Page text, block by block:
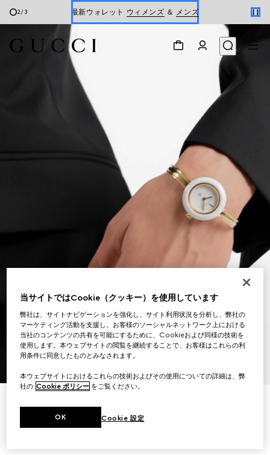
2/3 最新ウォレット ウィメンズ ＆ メンズ
￥445,500
（税込）
当サイトではCookie（クッキー）を使用しています
弊社は、サイトナビゲーションを強化し、サイト利用状況を分析し、弊社の
マーケティング活動を支援し、お客様のソーシャルネットワーク上における
当社のコンテンツの共有を可能にするために、Cookieおよび同様の技術を
使用します。本ウェブサイトの閲覧を継続することで、お客様はこれらの利
用条件に同意したものとみなされます。
本ウェブサイトにおけるこれらの技術およびその使用についての詳細は、弊
社の Cookie ポリシー をご覧ください。
Cookie 設定
OK